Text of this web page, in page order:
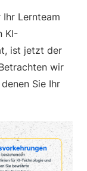
Lernteam
KI-
ist jetzt der
wir
Sie Ihr